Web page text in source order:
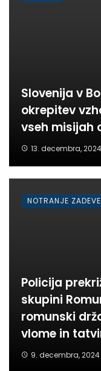
Slovenija v
okrepitev
vseh misijah
13. decembra, 2024
Policija
skupini
romunski
vlome in
9. decembra, 2024
NOTRANJE ZADEVE